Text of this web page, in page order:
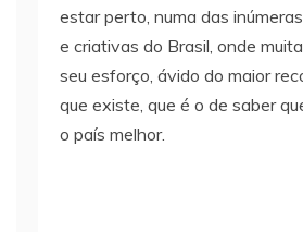
estar perto, numa das
e criativas do Brasil, onde
seu esforço, ávido do maior
que existe, que é o de saber
o país melhor.